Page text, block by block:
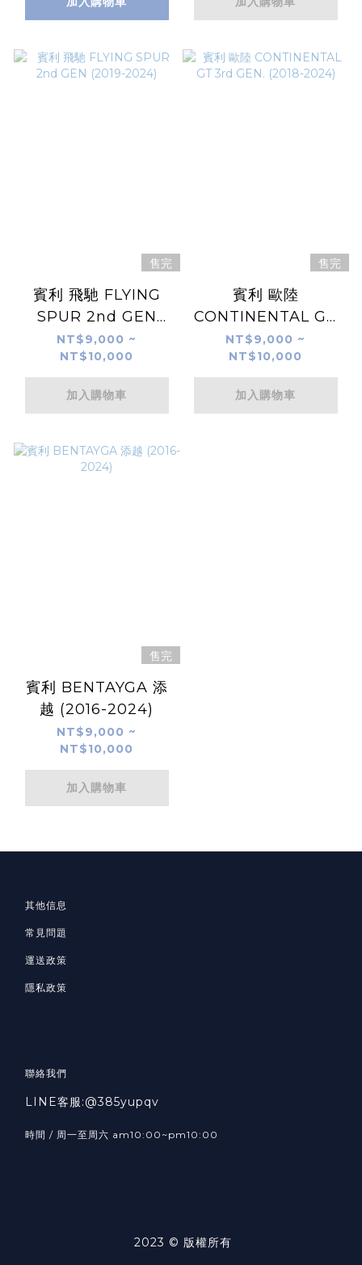
售完
賓利 飛馳 FLYING
SPUR 2nd GEN
(2019-2024)
NT$9,000 ~
NT$10,000
加入購物車
售完
賓利 歐陸
CONTINENTAL GT
3rd GEN. (2018-
2024)
NT$9,000 ~
NT$10,000
加入購物車
售完
賓利 BENTAYGA 添
越 (2016-2024)
NT$9,000 ~
NT$10,000
加入購物車
其他信息
常見問題
運送政策
隱私政策
聯絡我們
LINE客服:@385yupqv
時間 / 周一至周六 am10:00~pm10:00
2023 © 版權所有